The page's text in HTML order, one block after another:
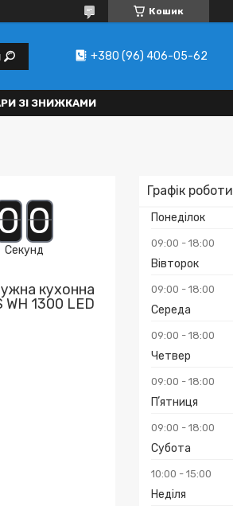
Кошик
+380 (96) 406-05-62
ЗІ ЗНИЖКАМИ
Графік роботи
Понеділок
09:00 18:00
Вівторок
09:00 18:00
Середа
09:00 18:00
Четвер
09:00 18:00
Пʼятниця
09:00 18:00
Субота
10:00 15:00
Неділя
0
Секунд
кухонна
WH 1300 LED